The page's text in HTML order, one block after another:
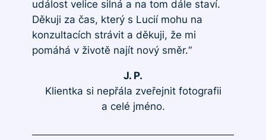
událost velice silná a na tom dále staví.
Děkuji za čas, který s Lucií mohu na
konzultacích strávit a děkuji, že mi
pomáhá v životě najít nový směr.“
J. P.
Klientka si nepřála zveřejnit fotografii
a celé jméno.